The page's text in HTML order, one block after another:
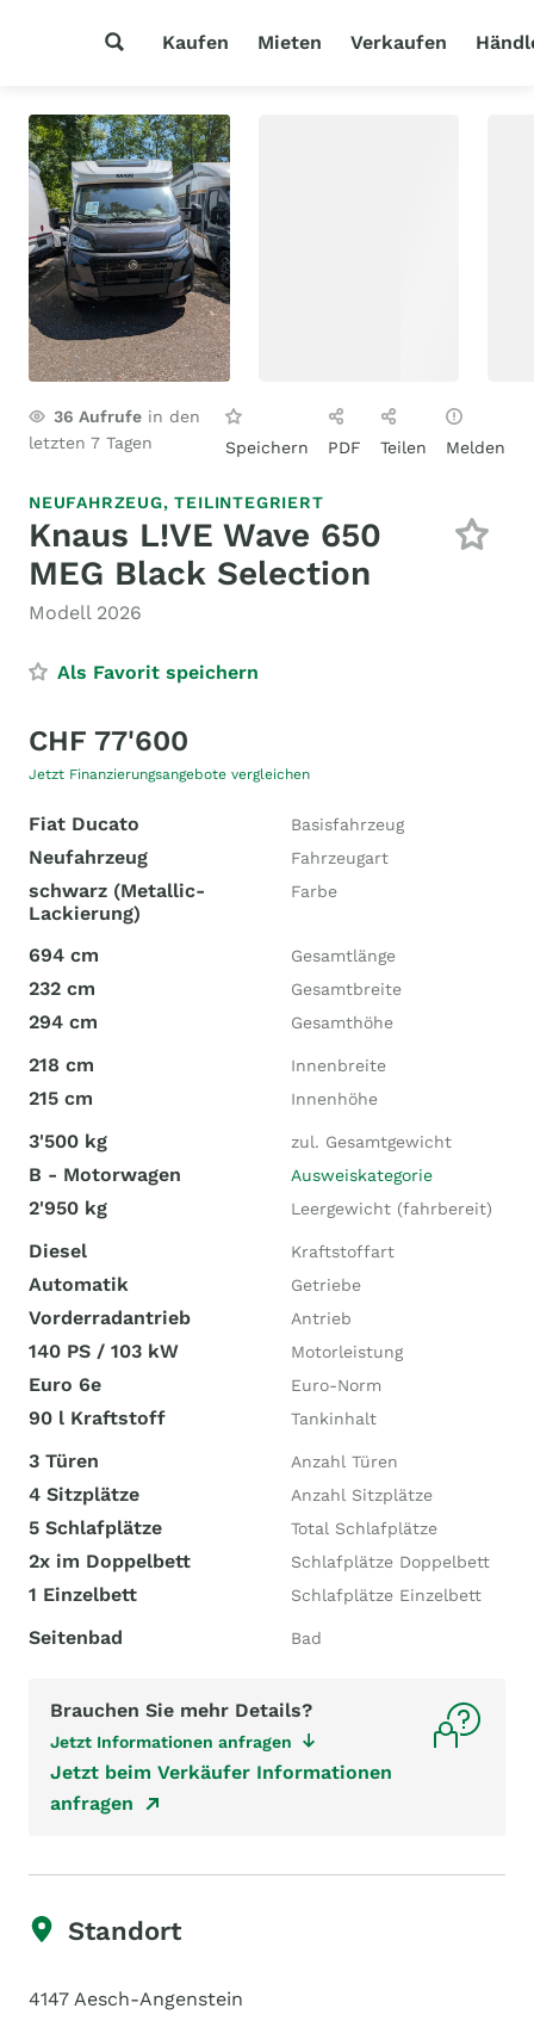
Kaufen Mieten Verkaufen
36 Aufrufe in den
letzten 7 Tagen
Speichern PDF Teilen Melden
NEUFAHRZEUG,TEILINTEGRIERT
Knaus L!VE Wave 650
MEG Black Selection
Modell 2026
Als Favorit speichern
CHF 77'600
Jetzt Finanzierungsangebote vergleichen
Fiat Ducato Basisfahrzeug
Neufahrzeug Fahrzeugart
schwarz (Metallic-
Lackierung)
Farbe
694 cm Gesamtlänge
232 cm Gesamtbreite
294 cm Gesamthöhe
218 cm Innenbreite
215 cm Innenhöhe
3'500 kg zul. Gesamtgewicht
B - Motorwagen Ausweiskategorie
2'950 kg Leergewicht (fahrbereit)
Diesel Kraftstoffart
Automatik Getriebe
Vorderradantrieb Antrieb
140 PS / 103 kW Motorleistung
Euro 6e Euro-Norm
90 l Kraftstoff Tankinhalt
3 Türen Anzahl Türen
4 Sitzplätze Anzahl Sitzplätze
5 Schlafplätze Total Schlafplätze
2x im Doppelbett Schlafplätze Doppelbett
1 Einzelbett Schlafplätze Einzelbett
Seitenbad Bad
Brauchen Sie mehr Details?
Jetzt Informationen anfragen
Jetzt beim Verkäufer Informationen
anfragen
Standort
4147 Aesch-Angenstein